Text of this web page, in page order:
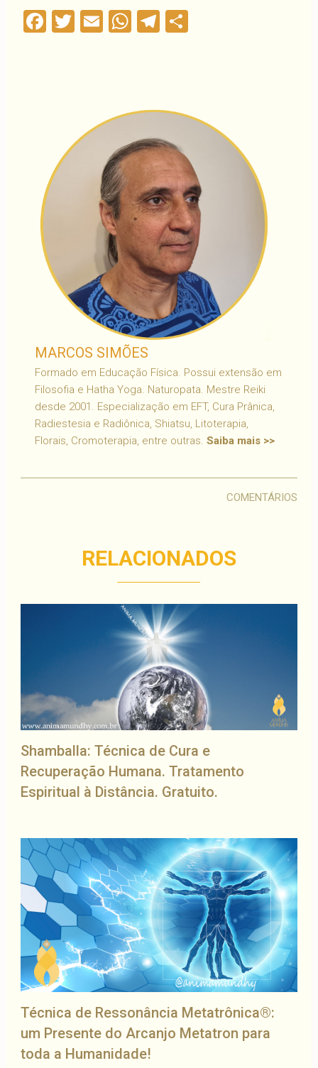
Facebook
Twitter
EmailWhatsApp
Telegram
MARCOS SIMÕES
Formado em Educação Física. Possui extensão em
Filosofia e Hatha Yoga. Naturopata. Mestre Reiki
desde 2001. Especialização em EFT, Cura Prânica,
Radiestesia e Radiônica, Shiatsu, Litoterapia,
Florais, Cromoterapia, entre outras. Saiba mais >>
COMENTÁRIOS
RELACIONADOS
Shamballa: Técnica de Cura e
Recuperação Humana. Tratamento
Espiritual à Distância. Gratuito.
Técnica de Ressonância Metatrônica®:
um Presente do Arcanjo Metatron para
toda a Humanidade!